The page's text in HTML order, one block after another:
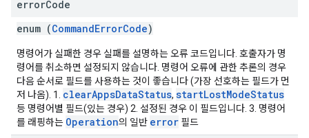
errorCode
enum (CommandErrorCode)
명령어가 실패한 경우 실패를 설명하는 오류 코드입니다. 호출자가 명
령어를 취소하면 설정되지 않습니다. 명령어 오류에 관한 추론의 경우
다음 순서로 필드를 사용하는 것이 좋습니다 (가장 선호하는 필드가 먼
저 나옴). 1. clearAppsDataStatus, startLostModeStatus
등 명령어별 필드(있는 경우) 2. 설정된 경우 이 필드입니다. 3. 명령어
를 래핑하는 Operation의 일반 error 필드